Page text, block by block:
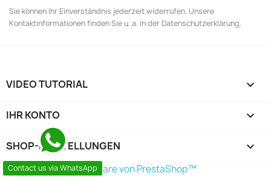
Sie können Ihr Einverständnis jederzeit widerrufen. Unsere
Kontaktinformationen finden Sie u. a. in der Datenschutzerklärung.
VIDEO TUTORIAL 
IHR KONTO 
SHOP-EINSTELLUNGEN keyboard_arrow_down
Contact us via WhatsApp
© 2026 - Shop-Software von PrestaShop™